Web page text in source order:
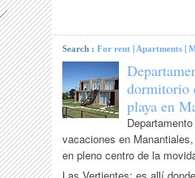
Search :For rent |Apartments |
dormitorio
playa en
vacaciones en
en pleno centro de la